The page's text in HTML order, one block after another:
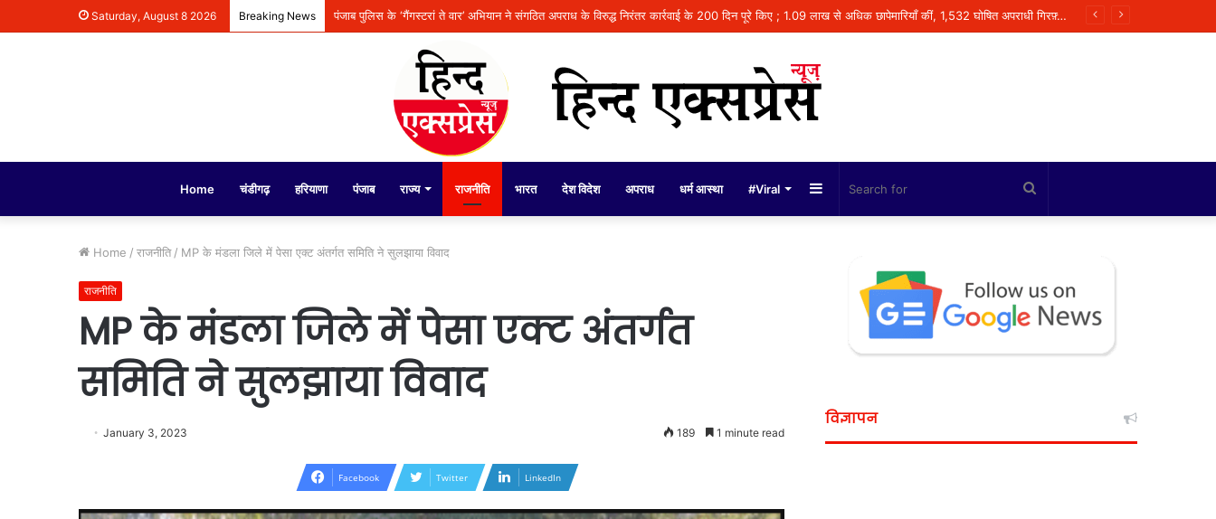
Saturday, August 8 2026 Breaking News मोहाली से ‘हमारे राम’ नाट्य मंचन का आगाज, पंजाब में 41 शो कराएगी भगवंत मान सरकार
Home चंडीगढ़ हरियाणा पंजाब राज्य राजनीति भारत देश विदेश अपराध धर्म आस्था #Viral Sidebar
Home / राजनीति / MP के मंडला जिले में पेसा एक्ट अंतर्गत समिति ने सुलझाया विवाद
राजनीति
MP के मंडला जिले में पेसा एक्ट अंतर्गत
समिति ने सुलझाया विवाद
January 3, 2023 189 1 minute read
Facebook Twitter LinkedIn
विज्ञापन